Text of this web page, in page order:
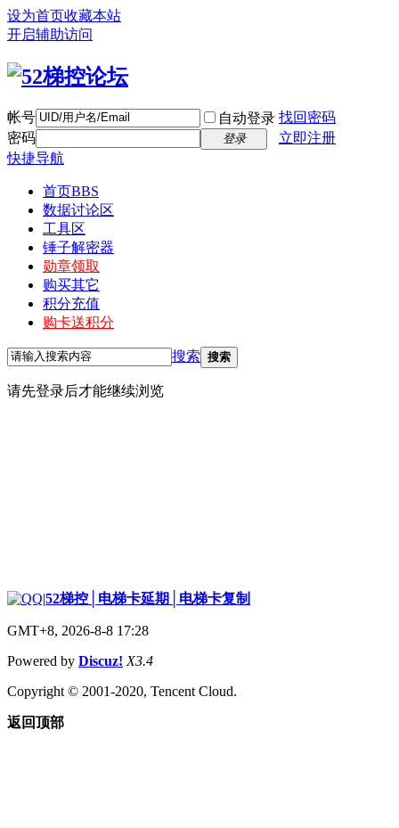
设为首页收藏本站
开启辅助访问
帐号 自动登录 找回密码
密码
登录
立即注册
快捷导航
首页BBS
数据讨论区
工具区
锤子解密器
勋章领取
购买其它
积分充值
购卡送积分
搜索 搜索
请先登录后才能继续浏览
|52梯控│电梯卡延期│电梯卡复制
GMT+8, 2026-8-8 17:28
Powered by Discuz! X3.4
Copyright © 2001-2020, Tencent Cloud.
返回顶部